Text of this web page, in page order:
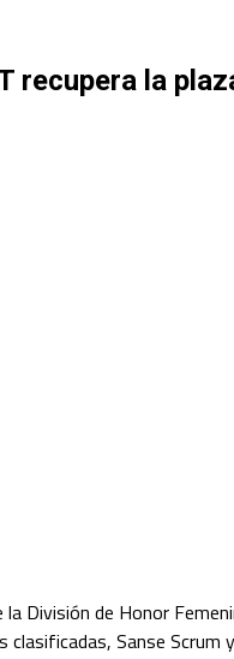
recupera la
División de Honor
Sanse